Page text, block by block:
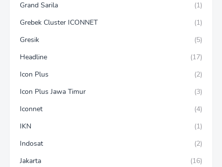
Grand Sarila
(1)
Grebek Cluster ICONNET
(1)
Gresik
(5)
Headline
(17)
Icon Plus
(2)
Icon Plus Jawa Timur
(3)
Iconnet
(4)
IKN
(1)
Indosat
(2)
Jakarta
(16)